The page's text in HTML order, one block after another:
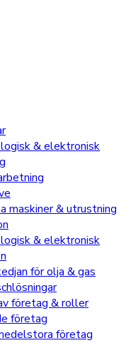
& elektronisk
maskiner & utrustning
& elektronisk
för olja & gas
företag & roller
företag
företag